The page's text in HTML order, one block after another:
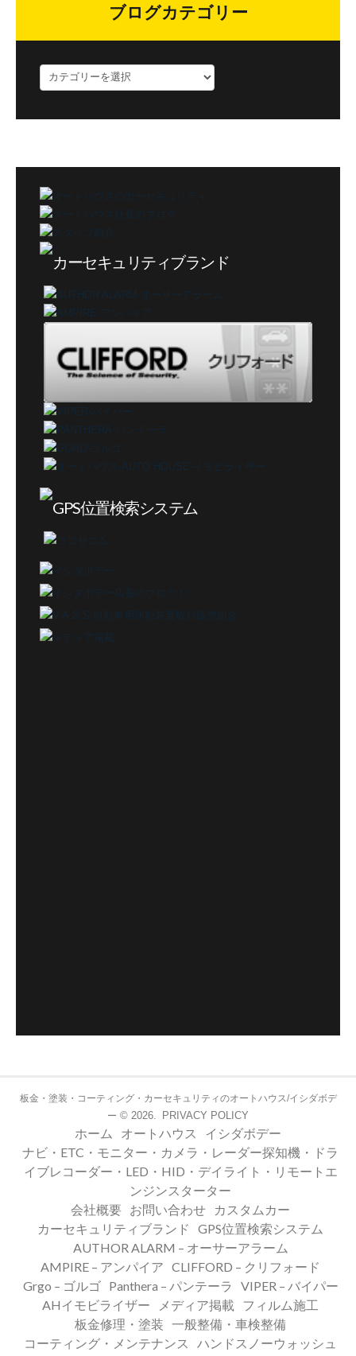
ブログカテゴリー
ロ
ー
板金・塗装・コーティング・カーセキュリティのオートハウス/イシダボデ
ー © 2026. PRIVACY POLICY
ホーム オートハウス
イシダボデー
ナビ・ETC・モニター・カメラ・レーダー探知機・ドラ
イブレコーダー・LED・HID・デイライト・リモートエ
ンジンスターター
会社概要 お問い合わせ
カスタムカー
カーセキュリティブランド
GPS位置検索システム
AUTHOR ALARM – オーサーアラーム
AMPIRE – アンパイア CLIFFORD – クリフォード
Grgo – ゴルゴ
Panthera – パンテーラ
VIPER – バイパー
AHイモビライザー
メディア掲載
フィルム施工
板金修理・塗装 一般整備・車検整備
コーティング・メンテナンス
ハンドスノーウォッシュ